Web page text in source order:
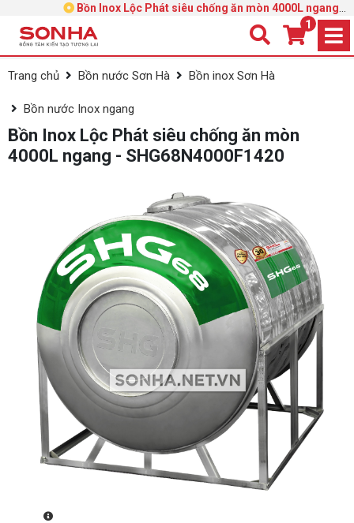
Bồn Inox Lộc Phát siêu chống ăn mòn 4000L ngang -
SHG68N4000F1420
1
Trang chủ Bồn nước Sơn Hà Bồn inox Sơn Hà
Bồn nước Inox ngang
Bồn Inox Lộc Phát siêu chống ăn mòn
4000L ngang - SHG68N4000F1420